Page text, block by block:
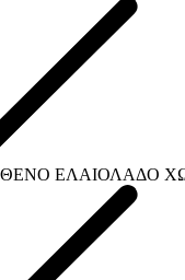
ΕΛΑΙΟΛΑΔΟ